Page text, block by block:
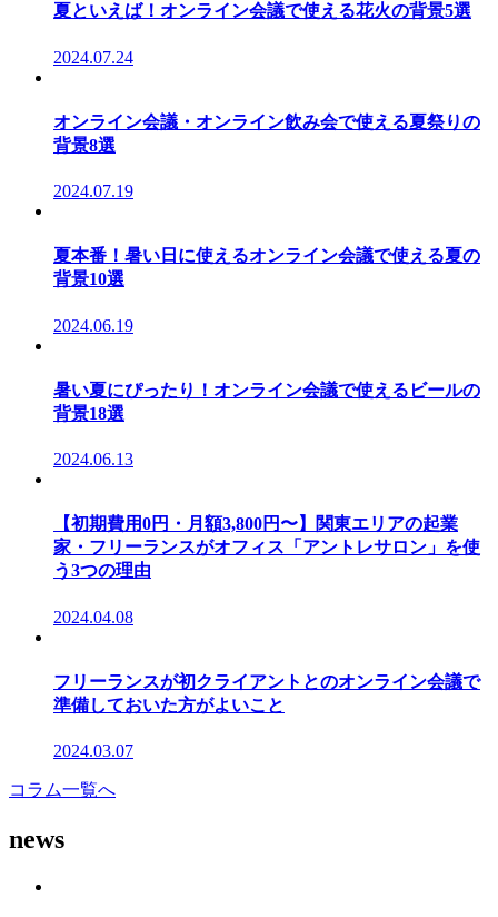
夏といえば！オンライン会議で使える花火の背景5選
2024.07.24
オンライン会議・オンライン飲み会で使える夏祭りの
背景8選
2024.07.19
夏本番！暑い日に使えるオンライン会議で使える夏の
背景10選
2024.06.19
暑い夏にぴったり！オンライン会議で使えるビールの
背景18選
2024.06.13
【初期費用0円・月額3,800円〜】関東エリアの起業
家・フリーランスがオフィス「アントレサロン」を使
う3つの理由
2024.04.08
フリーランスが初クライアントとのオンライン会議で
準備しておいた方がよいこと
2024.03.07
コラム一覧へ
news